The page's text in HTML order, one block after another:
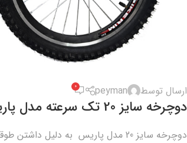
ارسال توسط peyman
0
دوچرخه سایز 20 تک سرعته مدل پاریس
دوچرخه سایز 20 مدل پاریس به دلیل داشتن طوقه‌های آلومینیومی و زین با کیفیت و ترمزبندی با کیفیت انتخاب مناسبی